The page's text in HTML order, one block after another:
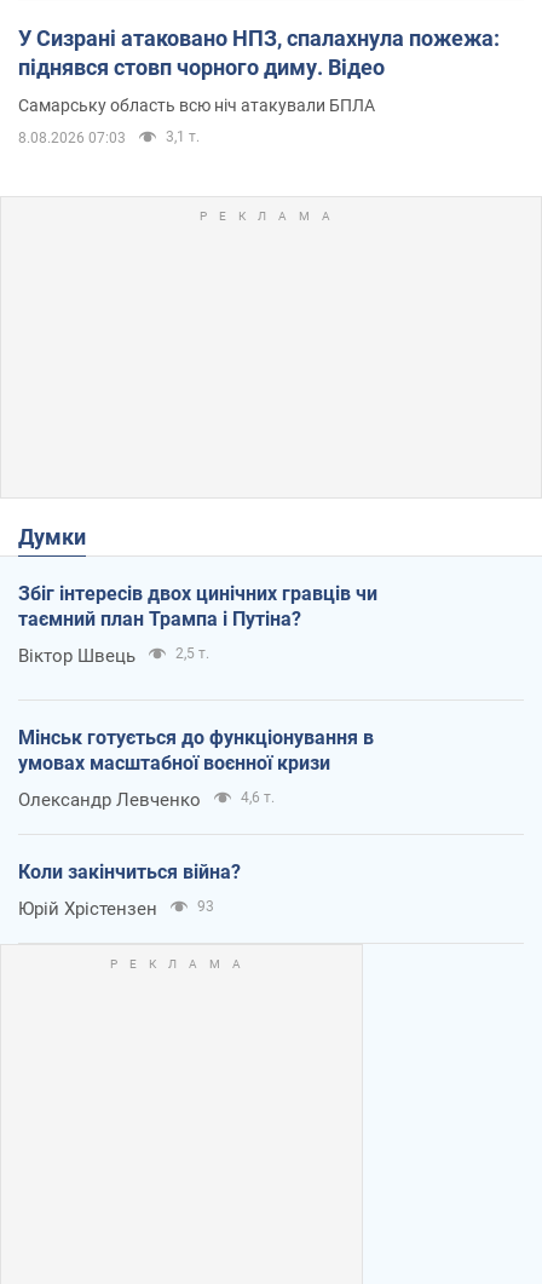
У Сизрані атаковано НПЗ, спалахнула пожежа:
піднявся стовп чорного диму. Відео
Самарську область всю ніч атакували БПЛА
8.08.2026 07:03 3,1 т.
Думки
Збіг інтересів двох цинічних гравців чи
таємний план Трампа і Путіна?
Віктор Швець 2,5 т.
Мінськ готується до функціонування в
умовах масштабної воєнної кризи
Олександр Левченко 4,6 т.
Коли закінчиться війна?
Юрій Хрістензен 93